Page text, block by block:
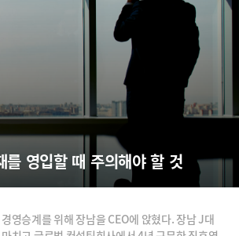
를 영입할 때 주의해야 할 것
영승계를 위해 장남을 CEO에 앉혔다. 장남 J대